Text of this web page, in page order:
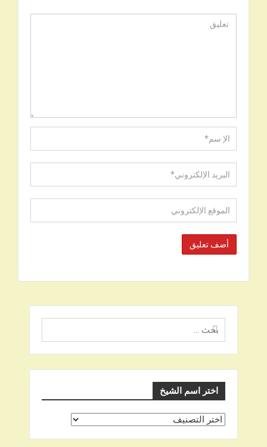
البحث
عن
اختر اسم الشيخ
اختر